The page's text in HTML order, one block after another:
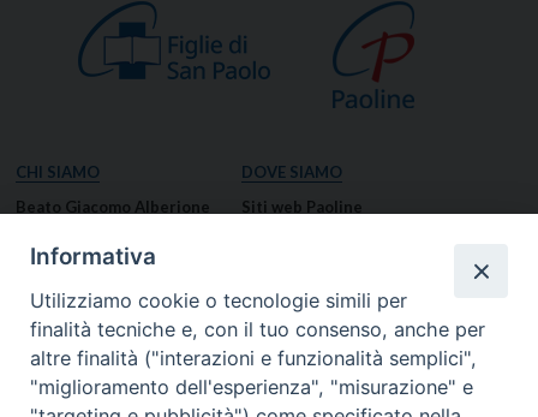
CHI SIAMO
Beato Giacomo Alberione
Missione Paolina
Luoghi delle Origini
Governo Generale
DOVE SIAMO
Siti web Paoline
Notizie dal governo generale
Notizie in breve
RISORSE
Informativa
Utilizziamo cookie o tecnologie simili per
finalità tecniche e, con il tuo consenso, anche per
altre finalità ("interazioni e funzionalità semplici",
"miglioramento dell'esperienza", "misurazione" e